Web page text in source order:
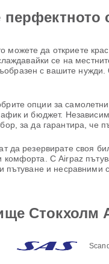
да откриете
се на
с вашите нужди.
опции за
и бюджет.
за да гарантира, че
да резервирате своя
С Airpaz
пътуване и несравними
Стокхолм